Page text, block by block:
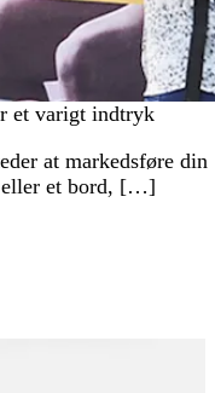
et varigt indtryk
at markedsføre din
eller et bord, […]